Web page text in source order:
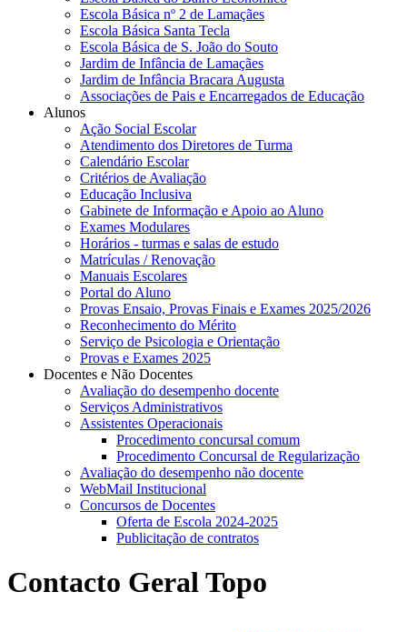
Escola Básica nº 2 de Lamaçães
Escola Básica Santa Tecla
Escola Básica de S. João do Souto
Jardim de Infância de Lamaçães
Jardim de Infância Bracara Augusta
Associações de Pais e Encarregados de Educação
Alunos
Ação Social Escolar
Atendimento dos Diretores de Turma
Calendário Escolar
Critérios de Avaliação
Educação Inclusiva
Gabinete de Informação e Apoio ao Aluno
Exames Modulares
Horários - turmas e salas de estudo
Matrículas / Renovação
Manuais Escolares
Portal do Aluno
Provas Ensaio, Provas Finais e Exames 2025/2026
Reconhecimento do Mérito
Serviço de Psicologia e Orientação
Provas e Exames 2025
Docentes e Não Docentes
Avaliação do desempenho docente
Serviços Administrativos
Assistentes Operacionais
Procedimento concursal comum
Procedimento Concursal de Regularização
Avaliação do desempenho não docente
WebMail Institucional
Concursos de Docentes
Oferta de Escola 2024-2025
Publicitação de contratos
Contacto Geral Topo